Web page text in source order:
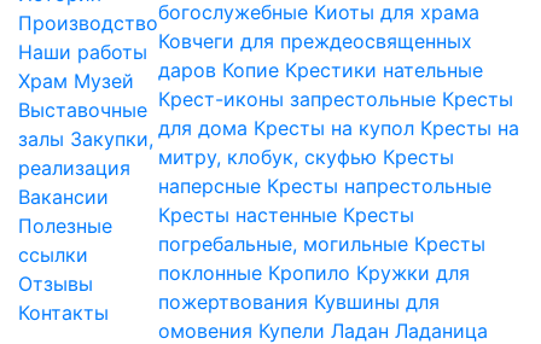
Производство
Наши работы
Храм Музей
Выставочные
залы Закупки,
реализация
Вакансии
Полезные
ссылки
Отзывы
Контакты
богослужебные Киоты для храма
Ковчеги для преждеосвященных
даров Копие Крестики нательные
Крест-иконы запрестольные Кресты
для дома Кресты на купол Кресты на
митру, клобук, скуфью Кресты
наперсные Кресты напрестольные
Кресты настенные Кресты
погребальные, могильные Кресты
поклонные Кропило Кружки для
пожертвования Кувшины для
омовения Купели Ладан Ладаница